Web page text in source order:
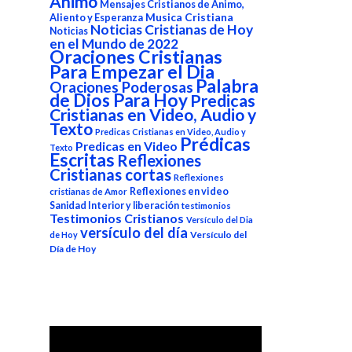
Mensajes Cristianos de Animo,
Aliento y Esperanza Musica Cristiana
Noticias Noticias Cristianas de Hoy
en el Mundo de 2022
Oraciones Cristianas
Para Empezar el Dia
Oraciones Poderosas Palabra
de Dios Para HoyPredicas
Cristianas en Video, Audio y
Texto Predicas Cristianas en Video, Audio y
Texto Predicas en Video Prédicas
Escritas Reflexiones
Cristianas cortas Reflexiones
cristianas de Amor Reflexiones en video
Sanidad Interior y liberación testimonios
Testimonios Cristianos Versículo del Dia
de Hoy versículo del día Versículo del
Día de Hoy
Reproductor